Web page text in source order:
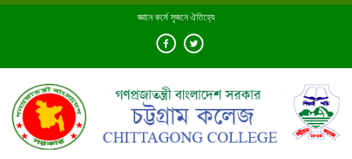
Skip
জ্ঞানে কর্মে সৃজনে ঐতিহ্যে